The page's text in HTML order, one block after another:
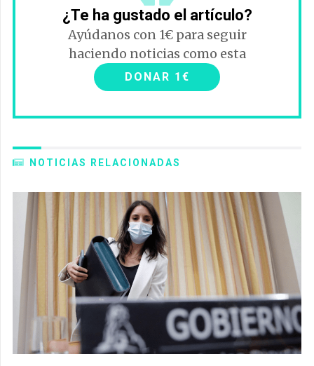
¿Te ha gustado el artículo?
Ayúdanos con 1€ para seguir
haciendo noticias como esta
DONAR 1€
NOTICIAS RELACIONADAS